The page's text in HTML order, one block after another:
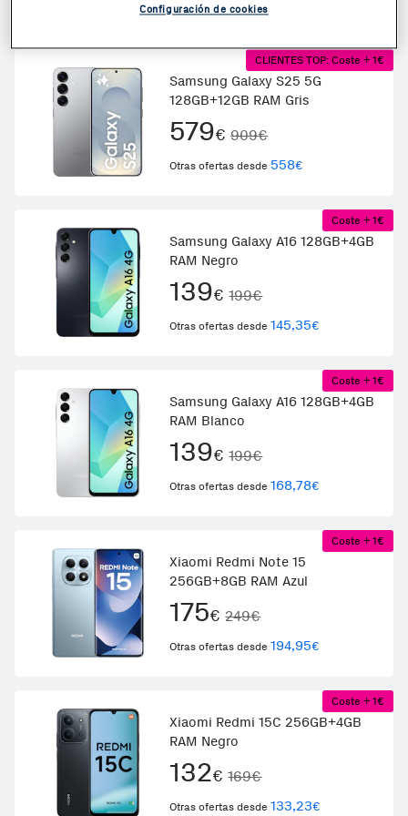
Otras ofertas desde
CLIENTES TOP: Coste + 1€
Samsung Galaxy S25 5G
128GB+12GB RAM Gris
579€ 909€
Otras ofertas desde 558€
Coste + 1€
Samsung Galaxy A16 128GB+4GB
RAM Negro
139€ 199€
Otras ofertas desde145,35€
Coste + 1€
Samsung Galaxy A16 128GB+4GB
RAM Blanco
139€ 199€
Otras ofertas desde168,78€
Coste + 1€
Xiaomi Redmi Note 15
256GB+8GB RAM Azul
175€ 249€
Otras ofertas desde194,95€
Coste + 1€
Xiaomi Redmi 15C 256GB+4GB
RAM Negro
132€ 169€
Otras ofertas desde133,23€
Configuración de cookies